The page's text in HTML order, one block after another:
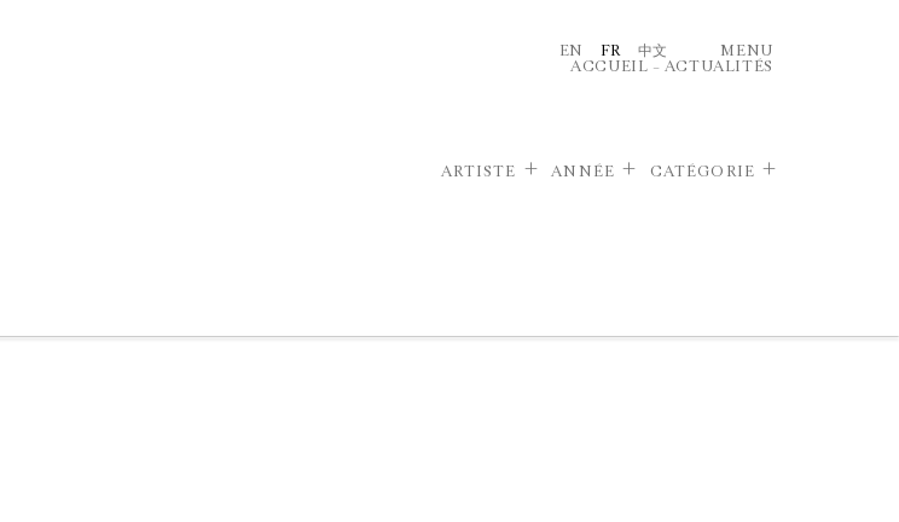
EN FR 中文
MENU
ACCUEIL – ACTUALITÉS
ARTISTE ANNÉE CATÉGORIE